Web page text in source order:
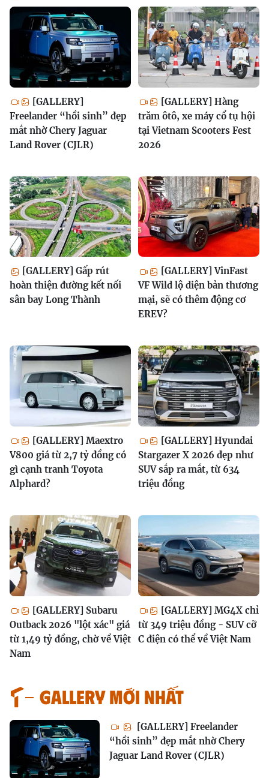
[GALLERY]
Freelander “hồi sinh” đẹp
mắt nhờ Chery Jaguar
Land Rover (CJLR)
[GALLERY] Hàng
trăm ôtô, xe máy cổ tụ hội
tại Vietnam Scooters Fest
2026
[GALLERY] Gấp rút
hoàn thiện đường kết nối
sân bay Long Thành
[GALLERY] VinFast
VF Wild lộ diện bản thương
mại, sẽ có thêm động cơ
EREV?
[GALLERY] Maextro
V800 giá từ 2,7 tỷ đồng có
gì cạnh tranh Toyota
Alphard?
[GALLERY] Hyundai
Stargazer X 2026 đẹp như
SUV sắp ra mắt, từ 634
triệu đồng
[GALLERY] Subaru
Outback 2026 "lột xác" giá
từ 1,49 tỷ đồng, chờ về Việt
Nam
[GALLERY] MG4X chỉ
từ 349 triệu đồng - SUV cỡ
C điện có thể về Việt Nam
GALLERY MỚI NHẤT
[GALLERY] Freelander
“hồi sinh” đẹp mắt nhờ Chery
Jaguar Land Rover (CJLR)